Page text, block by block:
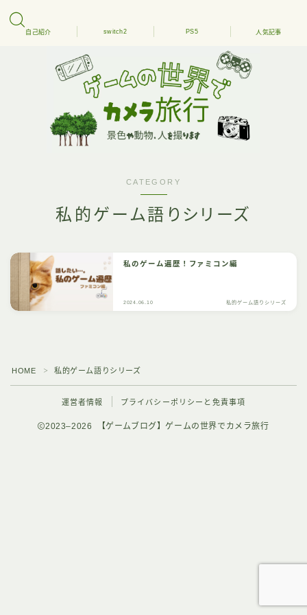
自己紹介 switch2 PS5 人気記事
CATEGORY
私的ゲーム語りシリーズ
私のゲーム遍歴！ファミコン編
2024.06.10 私的ゲーム語りシリーズ
HOME ＞ 私的ゲーム語りシリーズ
運営者情報 プライバシーポリシーと免責事項
2023–2026 【ゲームブログ】ゲームの世界でカメラ旅行